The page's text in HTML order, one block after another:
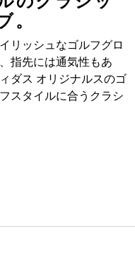
。
リッシュなゴルフグロ
指先には通気性もあ
ダス オリジナルスのゴ
スタイルに合うクラシ